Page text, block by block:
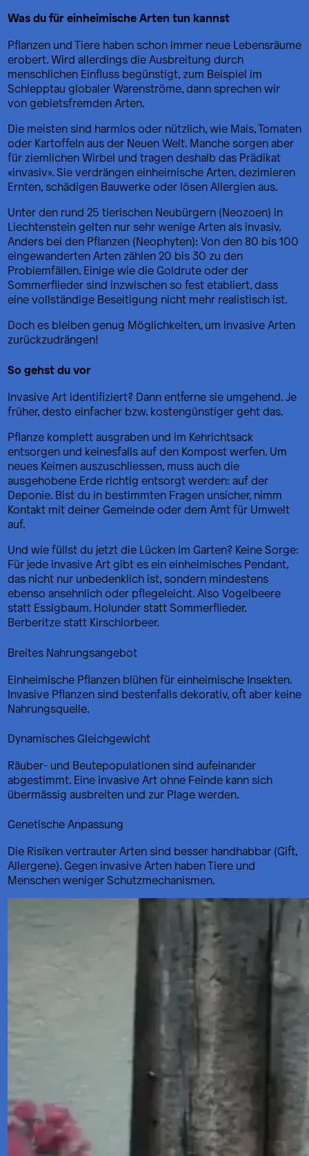
Was du für einheimische Arten tun kannst
Pflanzen und Tiere haben schon immer neue Lebensräume
erobert. Wird allerdings die Ausbreitung durch
menschlichen Einfluss begünstigt, zum Beispiel im
Schlepptau globaler Warenströme, dann sprechen wir
von gebietsfremden Arten.
Die meisten sind harmlos oder nützlich, wie Mais, Tomaten
oder Kartoffeln aus der Neuen Welt. Manche sorgen aber
für ziemlichen Wirbel und tragen deshalb das Prädikat
«invasiv». Sie verdrängen einheimische Arten, dezimieren
Ernten, schädigen Bauwerke oder lösen Allergien aus.
Unter den rund 25 tierischen Neubürgern (Neozoen) in
Liechtenstein gelten nur sehr wenige Arten als invasiv.
Anders bei den Pflanzen (Neophyten): Von den 80 bis 100
eingewanderten Arten zählen 20 bis 30 zu den
Problemfällen. Einige wie die Goldrute oder der
Sommerflieder sind inzwischen so fest etabliert, dass
eine vollständige Beseitigung nicht mehr realistisch ist.
Doch es bleiben genug Möglichkeiten, um invasive Arten
zurückzudrängen!
So gehst du vor
Invasive Art identifiziert? Dann entferne sie umgehend. Je
früher, desto einfacher bzw. kostengünstiger geht das.
Pflanze komplett ausgraben und im Kehrichtsack
entsorgen und keinesfalls auf den Kompost werfen. Um
neues Keimen auszuschliessen, muss auch die
ausgehobene Erde richtig entsorgt werden: auf der
Deponie. Bist du in bestimmten Fragen unsicher, nimm
Kontakt mit deiner Gemeinde oder dem Amt für Umwelt
auf.
Und wie füllst du jetzt die Lücken im Garten? Keine Sorge:
Für jede invasive Art gibt es ein einheimisches Pendant,
das nicht nur unbedenklich ist, sondern mindestens
ebenso ansehnlich oder pflegeleicht. Also Vogelbeere
statt Essigbaum. Holunder statt Sommerflieder.
Berberitze statt Kirschlorbeer.
Breites Nahrungsangebot
Einheimische Pflanzen blühen für einheimische Insekten.
Invasive Pflanzen sind bestenfalls dekorativ, oft aber keine
Nahrungsquelle.
Dynamisches Gleichgewicht
Räuber- und Beutepopulationen sind aufeinander
abgestimmt. Eine invasive Art ohne Feinde kann sich
übermässig ausbreiten und zur Plage werden.
Genetische Anpassung
Die Risiken vertrauter Arten sind besser handhabbar (Gift,
Allergene). Gegen invasive Arten haben Tiere und
Menschen weniger Schutzmechanismen.